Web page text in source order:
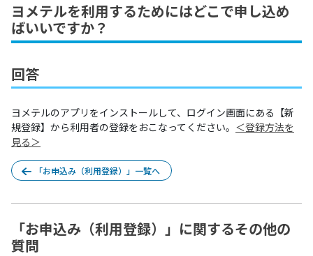
ヨメテルを利用するためにはどこで申し込め
ばいいですか？
回答
ヨメテルのアプリをインストールして、ログイン画面にある【新
規登録】から利用者の登録をおこなってください。 ＜登録方法を
見る＞
「お申込み（利用登録）」一覧へ
「お申込み（利用登録）」に関するその他の
質問